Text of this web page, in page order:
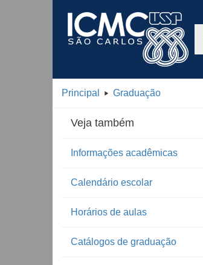
Principal Graduação
Veja também
Informações acadêmicas
Calendário escolar
Horários de aulas
Catálogos de graduação